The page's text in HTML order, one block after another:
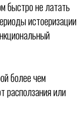
быстро не латать
истоеризации
более чем
расползания или